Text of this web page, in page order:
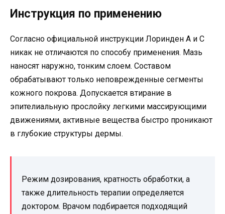
Инструкция по применению
Согласно официальной инструкции Лоринден А и С
никак не отличаются по способу применения. Мазь
наносят наружно, тонким слоем. Составом
обрабатывают только неповрежденные сегменты
кожного покрова. Допускается втирание в
эпителиальную прослойку легкими массирующими
движениями, активные вещества быстро проникают
в глубокие структуры дермы.
Режим дозирования, кратность обработки, а
также длительность терапии определяется
доктором. Врачом подбирается подходящий